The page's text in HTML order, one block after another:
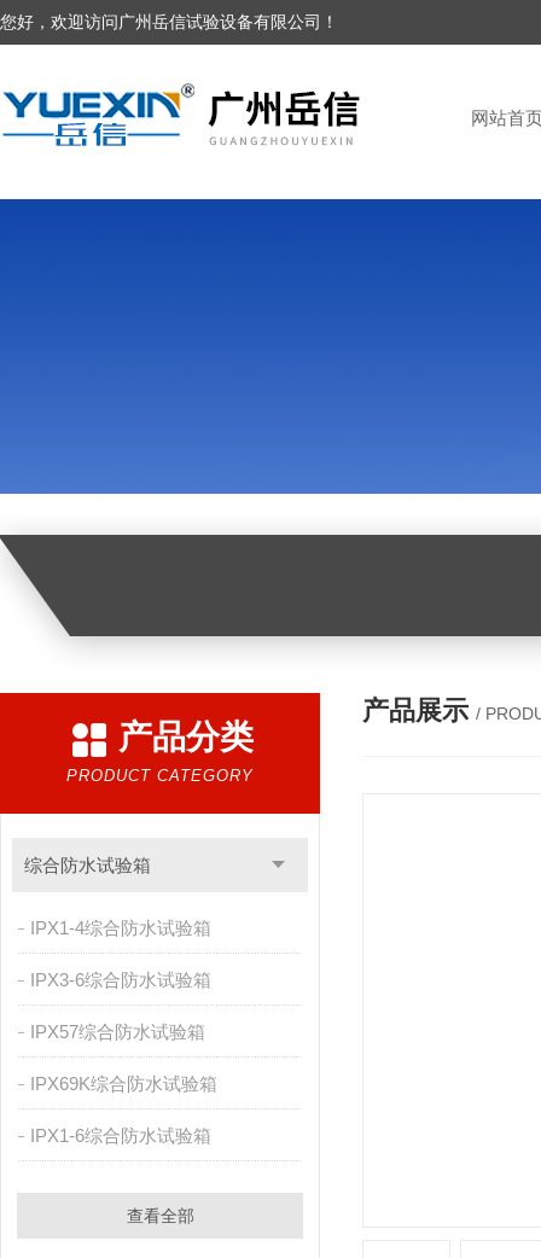
您好，欢迎访问广州岳信试验设备有限公司！
网站首
产品分类
PRODUCT CATEGORY
综合防水试验箱
IPX1-4综合防水试验箱
IPX3-6综合防水试验箱
IPX57综合防水试验箱
IPX69K综合防水试验箱
IPX1-6综合防水试验箱
查看全部
产品展示 /